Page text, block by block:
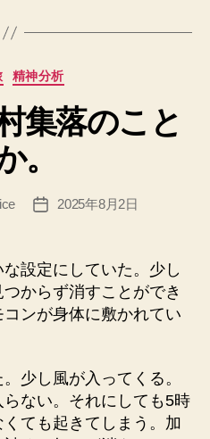
カ
ゴ
リ
ー
精神分析
集落のこと
。
投
2025年8月2日
設定にしていた。少し
からず消すことができ
ンが身体に敷かれてい
少し風が入ってくる。
ない。それにしても5時
ても起きてしまう。加